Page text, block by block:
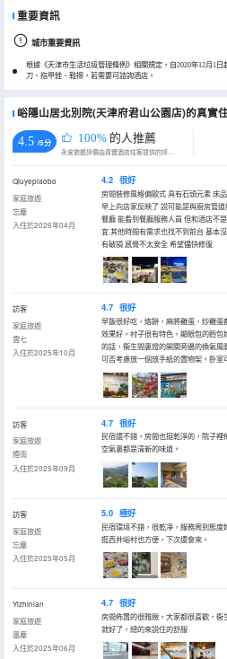
重要資訊
城市重要資訊
根據《天津市生活垃圾管理條例》相關規定，自2020年12月1
刀、指甲銼、鞋擦，若需要可諮詢酒店。
峪隱山居北別院(天津府君山公園店)的真實
4.5 /5分 100% 的人推薦
永安旅遊評價由真實酒店住客提供的評價。
Qiuyepiaobo
家庭旅遊
忘塵
入住於2026年04月
4.2 很好
房間裝修風格偏歐式 具有石頭元素 床
早上向店家反映了 説可能是與廚房管
餐廳 能看到餐廳服務人員 但和酒店不
宜 其他時間有需求也找不到前台 基本
有破損 感覺不太安全 希望儘快修復
訪客
家庭旅遊
雲七
入住於2025年10月
4.7 很好
早飯很好吃，烙餅，麻將雞蛋，炒雞
效果好。村子很有特色，顯眼包的麪
的話，衞生間裏燈的開關旁邊的換氣
可否考慮放一個放手紙的置物架。卧室
訪客
家庭旅遊
煙雨
入住於2025年09月
4.7 很好
民宿還不錯，房間也挺乾淨的，院子
空氣裏都是清新的味道。
訪客
家庭旅遊
忘塵
入住於2025年05月
5.0 極好
民宿環境不錯，很乾凈，服務周到態度
逛西井峪村也方便，下次還會來。
Yizhinian
家庭旅遊
墨塵
入住於2025年06月
4.7 很好
房間佈置的很雅緻，大家都很喜歡，
就好了。總的來説住的舒服